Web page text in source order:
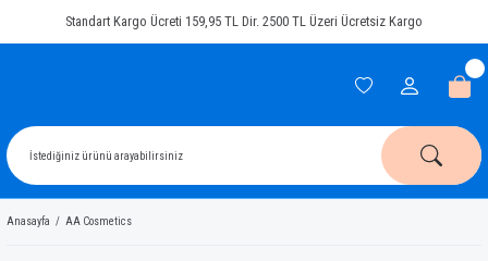
Standart Kargo Ücreti 159,95 TL Dir. 2500 TL Üzeri Ücretsiz Kargo
Anasayfa AA Cosmetics